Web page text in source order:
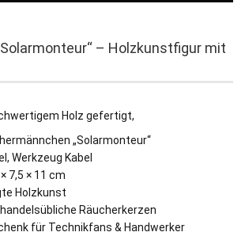
– Holzkunstfigur mit
Holz gefertigt,
„Solarmonteur“
Werkzeug Kabel
7,5 × 11 cm
Holzkunst
Räucherkerzen
für Technikfans & Handwerker